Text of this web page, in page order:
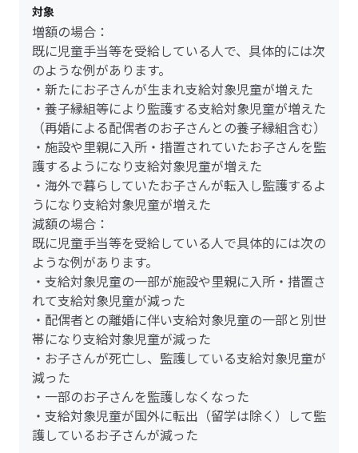
対象
増額の場合：
既に児童手当等を受給している人で、具体的には次
のような例があります。
・新たにお子さんが生まれ支給対象児童が増えた
・養子縁組等により監護する支給対象児童が増えた
（再婚による配偶者のお子さんとの養子縁組含む）
・施設や里親に入所・措置されていたお子さんを監
護するようになり支給対象児童が増えた
・海外で暮らしていたお子さんが転入し監護するよ
うになり支給対象児童が増えた
減額の場合：
既に児童手当等を受給している人で具体的には次の
ような例があります。
・支給対象児童の一部が施設や里親に入所・措置さ
れて支給対象児童が減った
・配偶者との離婚に伴い支給対象児童の一部と別世
帯になり支給対象児童が減った
・お子さんが死亡し、監護している支給対象児童が
減った
・一部のお子さんを監護しなくなった
・支給対象児童が国外に転出（留学は除く）して監
護しているお子さんが減った